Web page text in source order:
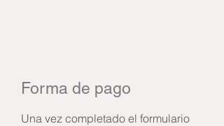
Forma de pago
Una vez completado el formulario